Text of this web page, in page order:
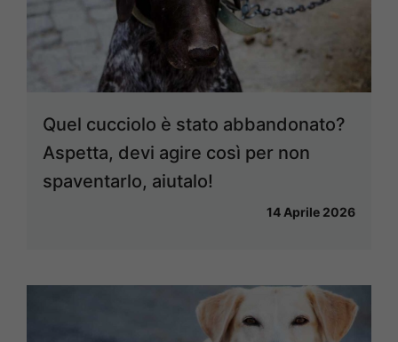
Quel cucciolo è stato abbandonato?
Aspetta, devi agire così per non
spaventarlo, aiutalo!
14 Aprile 2026